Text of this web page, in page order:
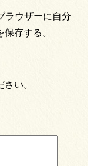
ラウザーに自分
存する。
い。